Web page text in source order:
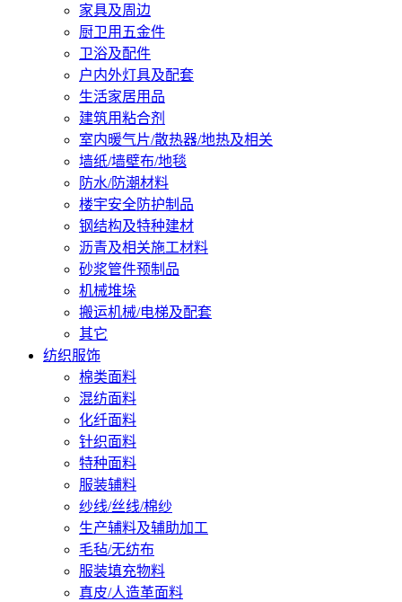
家具及周边
厨卫用五金件
卫浴及配件
户内外灯具及配套
生活家居用品
建筑用粘合剂
室内暖气片/散热器/地热及相关
墙纸/墙壁布/地毯
防水/防潮材料
楼宇安全防护制品
钢结构及特种建材
沥青及相关施工材料
砂浆管件预制品
机械堆垛
搬运机械/电梯及配套
其它
纺织服饰
棉类面料
混纺面料
化纤面料
针织面料
特种面料
服装辅料
纱线/丝线/棉纱
生产辅料及辅助加工
毛毡/无纺布
服装填充物料
真皮/人造革面料